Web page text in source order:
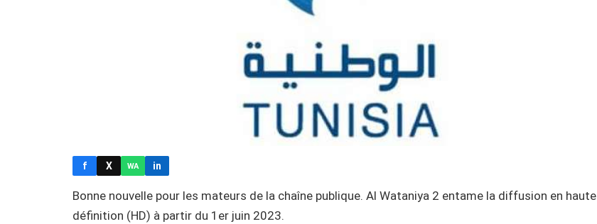
f X WA in
Bonne nouvelle pour les mateurs de la chaîne publique. Al Wataniya 2 entame la diffusion en haute
définition (HD) à partir du 1er juin 2023.